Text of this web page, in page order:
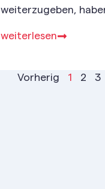
weiterzugeben,
bekommen. Das ist
wirtschaftlicher
weiterlesen
Vorherig 1 2 3